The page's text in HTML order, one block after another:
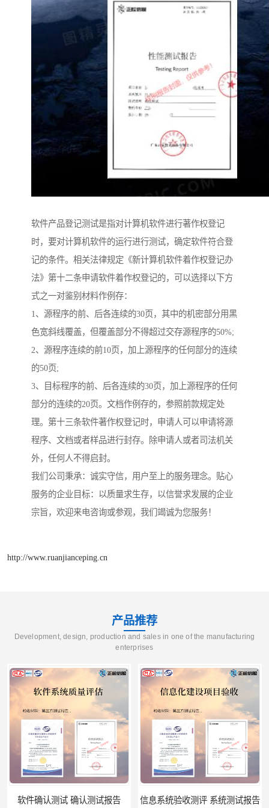
软件产品登记测试是指对计算机软件进行著作权登记
时，要对计算机软件的运行进行测试，确定软件符合登
记的条件。相关法律规定《新计算机软件着作权登记办
法》第十二条申请软件着作权登记的，可以选择以下方
式之一对鉴别材料作例存：
1、源程序的前、后各连续的30页，其中的机密部分用黑
色宽斜线覆盖，但覆盖部分不得超过交存源程序的50%;
2、源程序连续的前10页，加上源程序的任何部分的连续
的50页;
3、目标程序的前、后各连续的30页，加上源程序的任何
部分的连续的20页。文档作例存的，参照前款规定处
理。第十三条软件著作权登记时，申请人可以申请将源
程序、文档或者样品进行封存。除申请人或者司法机关
外，任何人不得启封。
我们公司秉承：诚实守信，用户至上的服务理念。贴心
服务的企业目标：以质量求生存，以信誉求发展的企业
宗旨，欢迎来电咨询或参观，我们竭诚为您服务！
http://www.ruanjianceping.cn
产品推荐
Development, design, production and sales in one of the manufacturing
enterprises
软件确认测试 确认测试报告 信息系统验收测评 系统测试报告